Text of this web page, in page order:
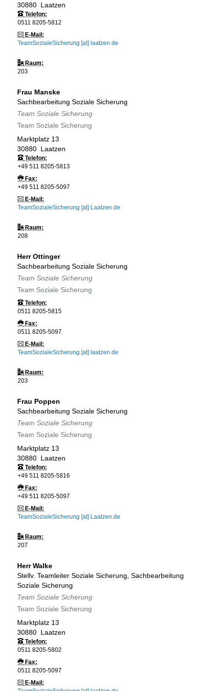
30880
Laatzen
Telefon:
0511 8205-5812
E-Mail:
TeamSozialeSicherung [at] laatzen.de
Raum:
203
Frau Manske
Sachbearbeitung Soziale Sicherung
Team Soziale Sicherung
Team Soziale Sicherung
Marktplatz 13
30880
Laatzen
Telefon:
+49 511 8205-5813
Fax:
+49 511 8205-5097
E-Mail:
TeamSozialeSicherung [at] Laatzen.de
Raum:
208
Herr Ottinger
Sachbearbeitung Soziale Sicherung
Team Soziale Sicherung
Team Soziale Sicherung
Telefon:
0511 8205-5815
Fax:
0511 8205-5097
E-Mail:
TeamSozialeSicherung [at] laatzen.de
Raum:
203
Frau Poppen
Sachbearbeitung Soziale Sicherung
Team Soziale Sicherung
Team Soziale Sicherung
Marktplatz 13
30880
Laatzen
Telefon:
+49 511 8205-5816
Fax:
+49 511 8205-5097
E-Mail:
TeamSozialeSicherung [at] Laatzen.de
Raum:
207
Herr Walke
Stellv. Teamleiter Soziale Sicherung, Sachbearbeitung
Soziale Sicherung
Team Soziale Sicherung
Team Soziale Sicherung
Marktplatz 13
30880
Laatzen
Telefon:
0511 8205-5802
Fax:
0511 8205-5097
E-Mail: